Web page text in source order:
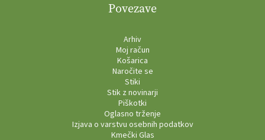
Povezave
Arhiv
Moj račun
Košarica
Naročite se
Stiki
Stik z novinarji
Piškotki
Oglasno trženje
Izjava o varstvu osebnih podatkov
Kmečki Glas